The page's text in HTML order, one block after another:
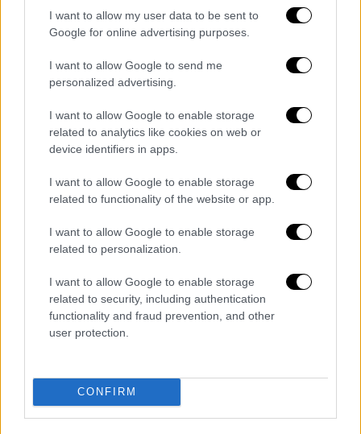
I want to allow my user data to be sent to
Google for online advertising purposes.
I want to allow Google to send me
personalized advertising.
I want to allow Google to enable storage
related to analytics like cookies on web or
device identifiers in apps.
I want to allow Google to enable storage
related to functionality of the website or app.
I want to allow Google to enable storage
related to personalization.
I want to allow Google to enable storage
related to security, including authentication
functionality and fraud prevention, and other
user protection.
CONFIRM
Πώς φτάσαμε στη σύλληψη της
Ρούλας Πισπιρίγκου - Γιατί δεν
ελήφθησαν καταθέσεις από την
οικογένεια - Οι τρεις αποφάσεις του
Ανθρωποκτονιών
Ο επιφανής ηθοποιός αναμένεται ότι και
σήμερα θα είναι παρών στο δικαστήριο,
όπως ήταν και κατά την προηγούμενη
δικάσιμο οπότε μετήχθη από τις
όπου μεταφέρθηκε από τις
φυλακές Τρίπολης λίγες ημέρες πριν να
αρχίσει τοδικαστήριο. Ο κατηγορούμενος
ήταν απών από το εδώλιο κατά την έναρξη
Κεκλεισμένων των θυρών αναμένεται να
καταθέσει και η δεύτερη εκ των τριών